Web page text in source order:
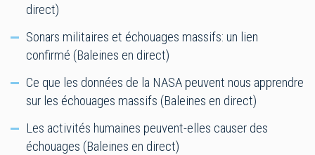
direct)
Sonars militaires et échouages massifs: un lien
confirmé (Baleines en direct)
Ce que les données de la NASA peuvent nous apprendre
sur les échouages massifs (Baleines en direct)
Les activités humaines peuvent-elles causer des
échouages (Baleines en direct)